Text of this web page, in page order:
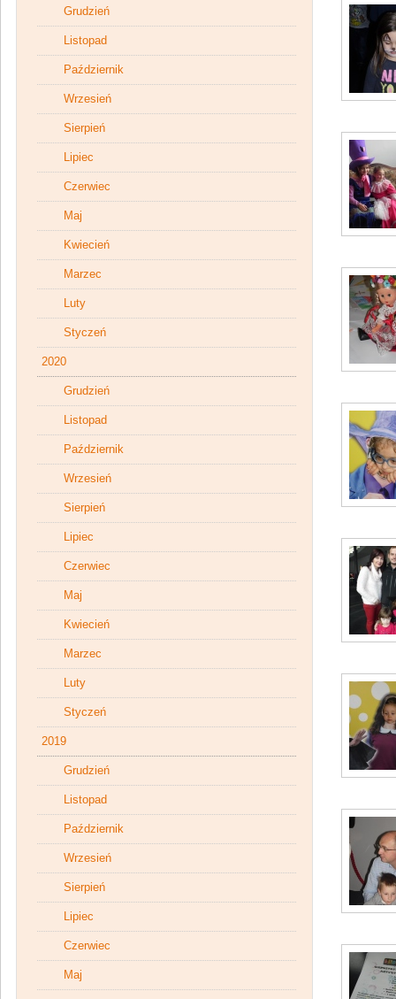
Grudzień
Listopad
Październik
Wrzesień
Sierpień
Lipiec
Czerwiec
Maj
Kwiecień
Marzec
Luty
Styczeń
2020
Grudzień
Listopad
Październik
Wrzesień
Sierpień
Lipiec
Czerwiec
Maj
Kwiecień
Marzec
Luty
Styczeń
2019
Grudzień
Listopad
Październik
Wrzesień
Sierpień
Lipiec
Czerwiec
Maj